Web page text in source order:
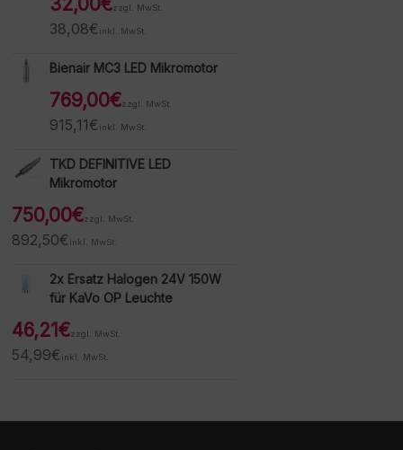
zzgl. MwSt.
38,08€ inkl. MwSt.
Bienair MC3 LED Mikromotor
769,00€zzgl. MwSt.
915,11€ inkl. MwSt.
TKD DEFINITIVE LED
Mikromotor
750,00€zzgl. MwSt.
892,50€ inkl. MwSt.
2x Ersatz Halogen 24V 150W
für KaVo OP Leuchte
46,21€zzgl. MwSt.
54,99€ inkl. MwSt.